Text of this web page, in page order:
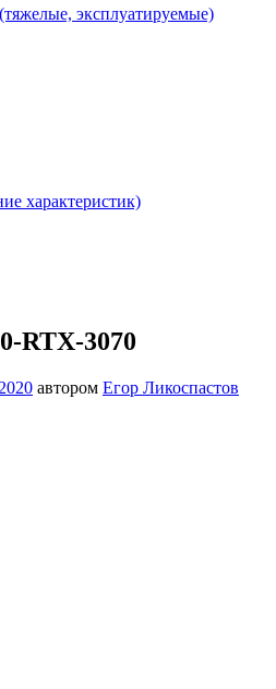
эксплуатируемые)
характеристик)
RTX-3070
автором Егор Ликоспастов